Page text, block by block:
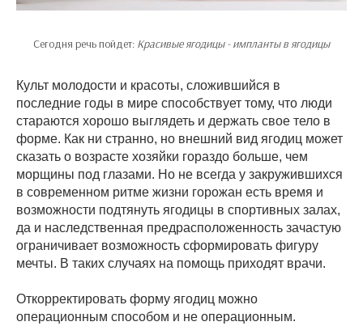
Сегодня речь пойдет: Красивые ягодицы - импланты в ягодицы
Культ молодости и красоты, сложившийся в
последние годы в мире способствует тому, что люди
стараются хорошо выглядеть и держать свое тело в
форме. Как ни странно, но внешний вид ягодиц может
сказать о возрасте хозяйки гораздо больше, чем
морщины под глазами. Но не всегда у закружившихся
в современном ритме жизни горожан есть время и
возможности подтянуть ягодицы в спортивных залах,
да и наследственная предрасположенность зачастую
ограничивает возможность сформировать фигуру
мечты. В таких случаях на помощь приходят врачи.
Откорректировать форму ягодиц можно
операционным способом и не операционным.